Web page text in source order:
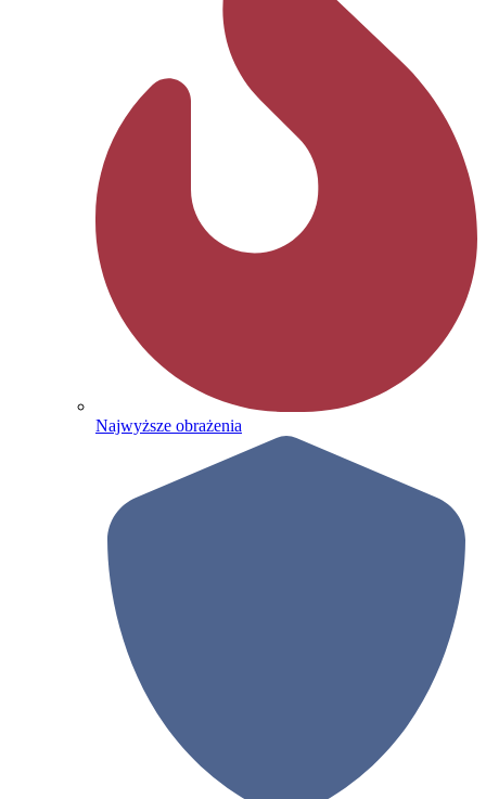
Najwyższe obrażenia